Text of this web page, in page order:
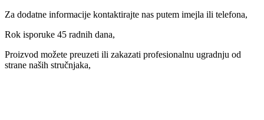
Za dodatne informacije kontaktirajte nas putem imejla ili telefona,
Rok isporuke 45 radnih dana,
Proizvod možete preuzeti ili zakazati profesionalnu ugradnju od
strane naših stručnjaka,